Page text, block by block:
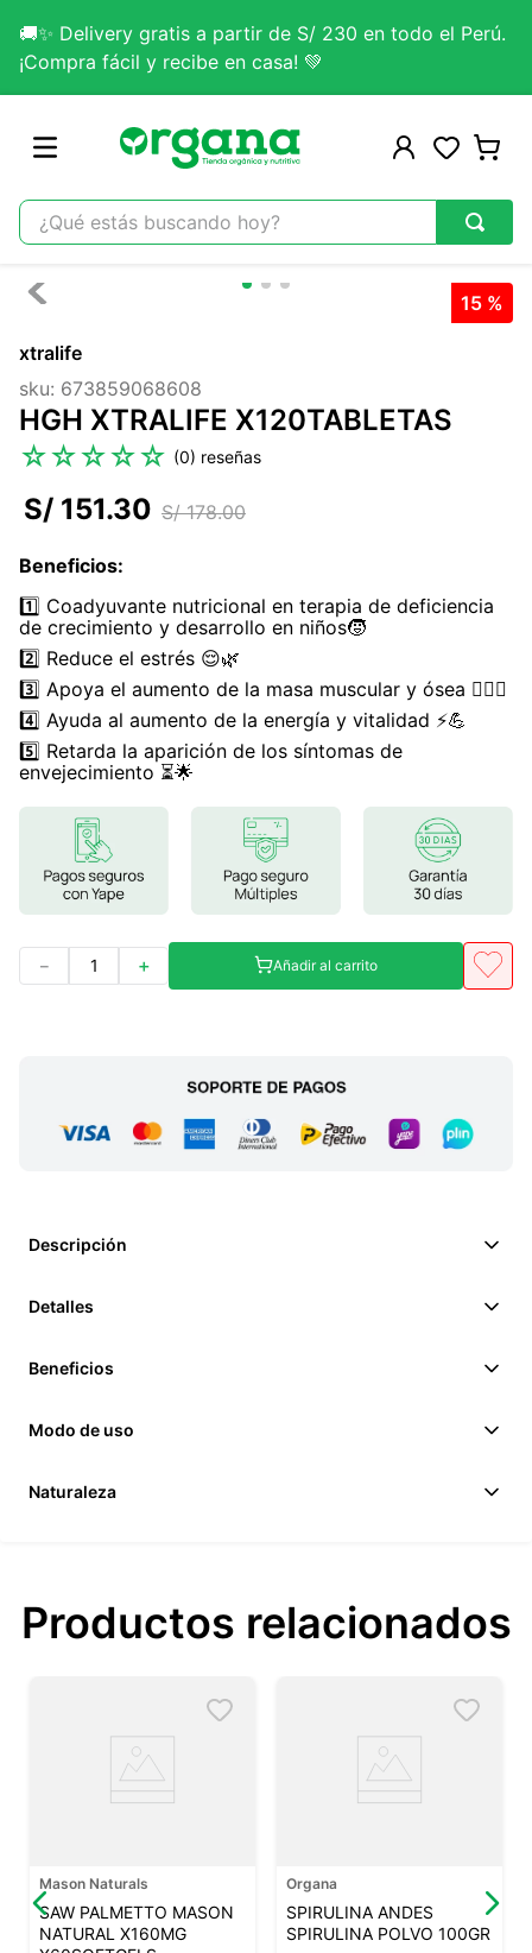
🚚✨ Delivery gratis a partir de S/ 230 en todo el Perú.
¡Compra fácil y recibe en casa! 💚
¿Qué estás buscando hoy?
TÉRMINOS MÁS BUSCADOS
2.
citrato magnesio
3.
colageno
kefir
6
stevia
7.
glicinato magnesio
8.
magnesio
9.
melena leon
10. proteina
15 %
xtralife
sku: 673859068608
HGH XTRALIFE X120TABLETAS
☆☆☆☆☆ (0)
S/ 178.00
S/ 151.30
Beneficios:
1️⃣ Coadyuvante nutricional en terapia de deficiencia
de crecimiento y desarrollo en niños🧒
2️⃣ Reduce el estrés 😌🌿
3️⃣ Apoya el aumento de la masa muscular y ósea 🏋️‍♂️🦴
4️⃣ Ayuda al aumento de la energía y vitalidad ⚡💪
5️⃣ Retarda la aparición de los síntomas de
envejecimiento ⏳🌟
＋
－ Añadir al carrito
Descripción
Detalles
Beneficios
Modo de uso
Naturaleza
Productos relacionados
Mason Naturals
SAW PALMETTO MASON
NATURAL X160MG
Organa
SPIRULINA ANDES
SPIRULINA POLVO 100GR